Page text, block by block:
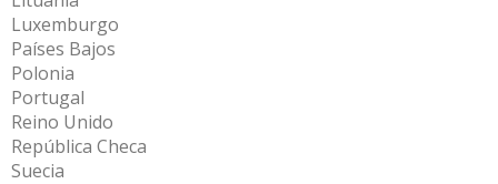
Luxemburgo
Países Bajos
Polonia
Portugal
Reino Unido
República Checa
Suecia